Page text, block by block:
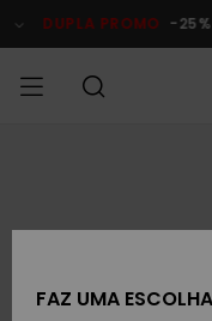
do
DUPLA PROMO -25%
MENINO
MULHER
FAZ UMA